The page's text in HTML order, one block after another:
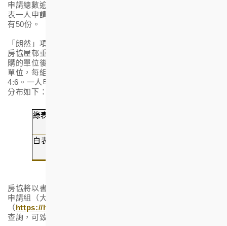
申請總數逾五成，其中
表一人申請。而來自受房協屋邨重建計劃影響的居民申請則
有50份。
「朗然」項目共有
房協屋邨重建計劃影響的居民優先認購。在扣除他們成功選
購的單位後，房協會邀請其他合資格申請者分組揀選餘下的
單位，每組獲邀出席揀樓的申請人當中，綠、白表的比例為
4:6 。一人申請者有兩成配額，綠、白表各佔一成。每組配額
分布如下：
綠表
白表
房協將以書面通知所有申請人抽籤結果，申請人亦可到房協
申請組（大坑浣紗街
（https://hemmaamber.hkhs.com
查詢，可致電房協銷售熱線